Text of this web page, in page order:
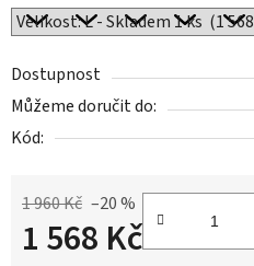
Dostupnost
Můžeme doručit do:
Kód:
1 960 Kč –20 %
1 568 Kč